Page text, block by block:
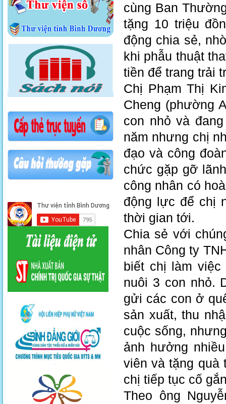
cùng Ban
tặng 10 triệu
động chia sẻ,
khi phẫu thuật
tiền để trang trải
Chị Phạm Thị
Cheng (phường
con nhỏ và
năm nhưng chị
đạo và công
chức gặp gỡ
công nhân có
động lực để chị
thời gian tới.
Chia sẻ với
nhân Công ty
biết chị làm
nuôi 3 con nhỏ.
gửi các con ở
sản xuất, thu
cuộc sống,
ảnh hưởng
viên và tặng quà
chị tiếp tục cố
Theo ông